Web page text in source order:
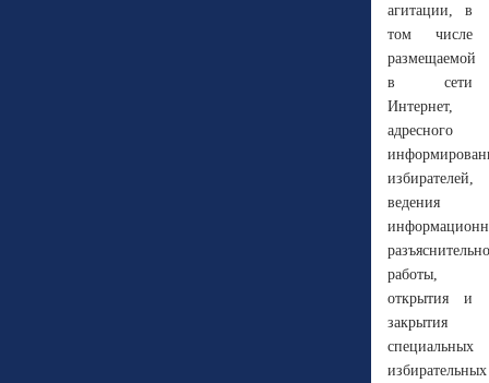
агитации, в
том числе
размещаемой
в сети
Интернет,
адресного
избирателей,
ведения
работы,
открытия и
закрытия
специальных
избирательных